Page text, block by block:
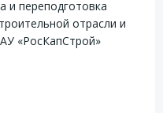
и переподготовка
отрасли и
«РосКапСтрой»